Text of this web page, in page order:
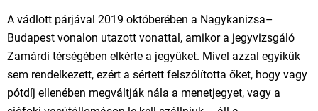
A vádlott párjával 2019 októberében a Nagykanizsa–
Budapest vonalon utazott vonattal, amikor a jegyvizsgáló
Zamárdi térségében elkérte a jegyüket. Mivel azzal egyikük
sem rendelkezett, ezért a sértett felszólította őket, hogy vagy
pótdíj ellenében megváltják nála a menetjegyet, vagy a